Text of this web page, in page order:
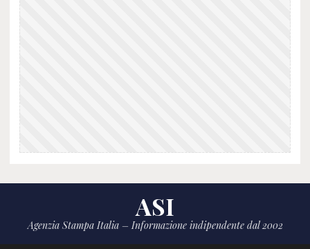
ASI
Agenzia Stampa Italia – Informazione indipendente dal 2002